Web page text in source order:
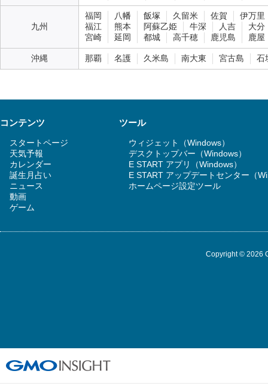
九州
福岡 八幡 飯塚 久留米 佐賀
伊万里
福江
熊本 阿蘇乙姫 牛深 人吉
大分
宮崎
延岡 都城 高千穂 鹿児島 鹿屋
沖縄 那覇 名護 久米島 南大東 宮古島 石
コンテンツ
スタートページ
天気予報
カレンダー
誕生月占い
ニュース
動画
ゲーム
ツール
ウィジェット（Windows）
デスクトップバー（Windows）
E START アプリ（Windows）
E START アップデートセンター（
ホームページ設定ツール
Copyright © 2026